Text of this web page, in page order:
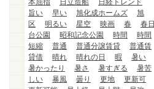
本屈指
日立造船
日経トレンド
旨い
早い 旭化成ホームズ
旭
区
明るい 星空 映画 春
春日
台公園
昭和記念公園 時間
時間
短縮
普通 普通分譲賃貸
普通賃
貸借
晴れ 晴れの日 暇
暑い
暑かったり
暑さ 暑すぎる
暑苦
しい
暴風 曇り 更地
更新可